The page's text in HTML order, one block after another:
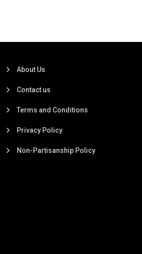
About Us
Contact us
Terms and Conditions
Privacy Policy
Non-Partisanship Policy